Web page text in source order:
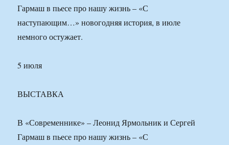
Гармаш в пьесе про нашу жизнь – «С
наступающим…» новогодняя история, в июле
немного остужает.
5 июля
ВЫСТАВКА
В «Современнике» – Леонид Ярмольник и Сергей
Гармаш в пьесе про нашу жизнь – «С